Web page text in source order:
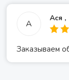
А
Ася ,
Заказываем